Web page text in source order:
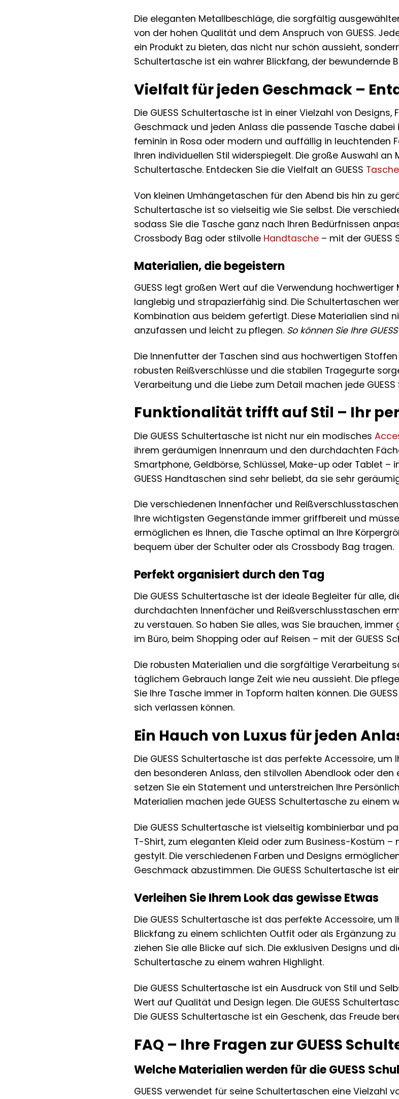
Die eleganten Metallbeschläge, die sorgfältig
von der hohen Qualität und dem Anspruch von GUESS.
ein Produkt zu bieten, das nicht nur schön aussieht,
Schultertasche ist ein wahrer Blickfang, der bewundernde
Vielfalt für jeden Geschmack –
Die GUESS Schultertasche ist in einer Vielzahl von
Geschmack und jeden Anlass die passende Tasche
feminin in Rosa oder modern und auffällig in leuchtenden
Ihren individuellen Stil widerspiegelt. Die große Auswahl an
Schultertasche. Entdecken Sie die Vielfalt an GUESS
Von kleinen Umhängetaschen für den Abend bis hin zu
Schultertasche ist so vielseitig wie Sie selbst. Die
sodass Sie die Tasche ganz nach Ihren Bedürfnissen
Crossbody Bag oder stilvolle Handtasche– mit der
Materialien, die begeistern
GUESS legt großen Wert auf die Verwendung
langlebig und strapazierfähig sind. Die Schultertaschen
Kombination aus beidem gefertigt. Diese Materialien sind
anzufassen und leicht zu pflegen. So können Sie Ihre
Die Innenfutter der Taschen sind aus hochwertigen
robusten Reißverschlüsse und die stabilen Tragegurte
Verarbeitung und die Liebe zum Detail machen jede
Funktionalität trifft auf Stil – Ihr
Die GUESS Schultertasche ist nicht nur ein modisches
ihrem geräumigen Innenraum und den durchdachten
Smartphone, Geldbörse, Schlüssel, Make-up oder Tablet –
GUESS Handtaschen sind sehr beliebt, da sie sehr
Die verschiedenen Innenfächer und
Ihre wichtigsten Gegenstände immer griffbereit und
ermöglichen es Ihnen, die Tasche optimal an Ihre
bequem über der Schulter oder als Crossbody Bag tragen.
Perfekt organisiert durch den Tag
Die GUESS Schultertasche ist der ideale Begleiter für alle,
durchdachten Innenfächer und Reißverschlusstaschen
zu verstauen. So haben Sie alles, was Sie brauchen,
im Büro, beim Shopping oder auf Reisen – mit der GUESS
Die robusten Materialien und die sorgfältige Verarbeitung
täglichem Gebrauch lange Zeit wie neu aussieht. Die
Sie Ihre Tasche immer in Topform halten können. Die
sich verlassen können.
Ein Hauch von Luxus für jeden
Die GUESS Schultertasche ist das perfekte Accessoire,
den besonderen Anlass, den stilvollen Abendlook oder
setzen Sie ein Statement und unterstreichen Ihre
Materialien machen jede GUESS Schultertasche zu einem
Die GUESS Schultertasche ist vielseitig kombinierbar und
T-Shirt, zum eleganten Kleid oder zum Business-Kostüm
gestylt. Die verschiedenen Farben und Designs
Geschmack abzustimmen. Die GUESS Schultertasche ist
Verleihen Sie Ihrem Look das gewisse Etwas
Die GUESS Schultertasche ist das perfekte Accessoire, um
Blickfang zu einem schlichten Outfit oder als Ergänzung
ziehen Sie alle Blicke auf sich. Die exklusiven Designs und
Schultertasche zu einem wahren Highlight.
Die GUESS Schultertasche ist ein Ausdruck von Stil und
Wert auf Qualität und Design legen. Die GUESS
Die GUESS Schultertasche ist ein Geschenk, das Freude
FAQ – Ihre Fragen zur GUESS
Welche Materialien werden für die GUESS
GUESS verwendet für seine Schultertaschen eine Vielzahl